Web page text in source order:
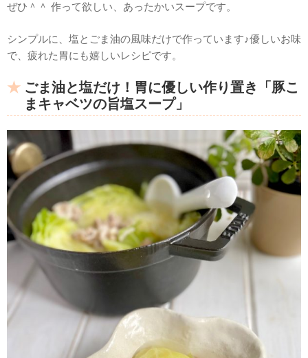
ぜひ＾＾ 作って欲しい、あったかいスープです。
シンプルに、塩とごま油の風味だけで作っています♪優しいお味
で、疲れた胃にも嬉しいレシピです。
ごま油と塩だけ！胃に優しい作り置き「豚こ
まキャベツの旨塩スープ」